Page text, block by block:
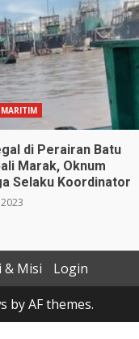
MARITIM
di Perairan Batu
Marak, Oknum
Selaku Koordinator
& Misi
Login
by AF themes.